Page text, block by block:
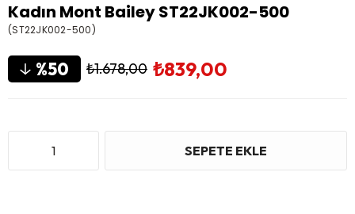
Kadın Mont Bailey ST22JK002-500
(ST22JK002-500)
50 ₺1.678,00 ₺839,00